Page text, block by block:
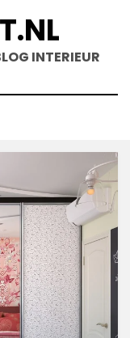
INTERIEUR